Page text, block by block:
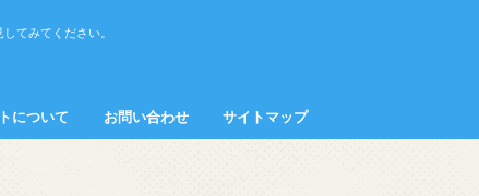
てみてください。
について お問い合わせ サイトマップ